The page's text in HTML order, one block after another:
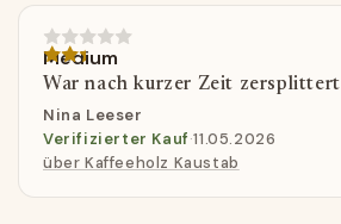
Medium
War nach kurzer Zeit zersplittert
Nina Leeser
Verifizierter Kauf·11.05.2026
über Kaffeeholz Kaustab